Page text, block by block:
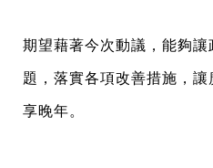
期望藉著今次動議，能夠
題，落實各項改善措施，
享晚年。